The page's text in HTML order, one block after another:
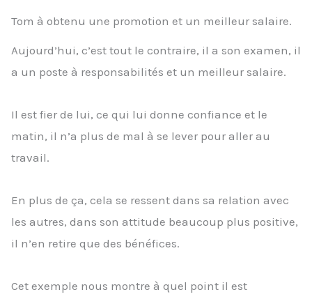
Tom à obtenu une promotion et un meilleur salaire.
Aujourd’hui, c’est tout le contraire, il a son examen, il
a un poste à responsabilités et un meilleur salaire.
Il est fier de lui, ce qui lui donne confiance et le
matin, il n’a plus de mal à se lever pour aller au
travail.
En plus de ça, cela se ressent dans sa relation avec
les autres, dans son attitude beaucoup plus positive,
il n’en retire que des bénéfices.
Cet exemple nous montre à quel point il est